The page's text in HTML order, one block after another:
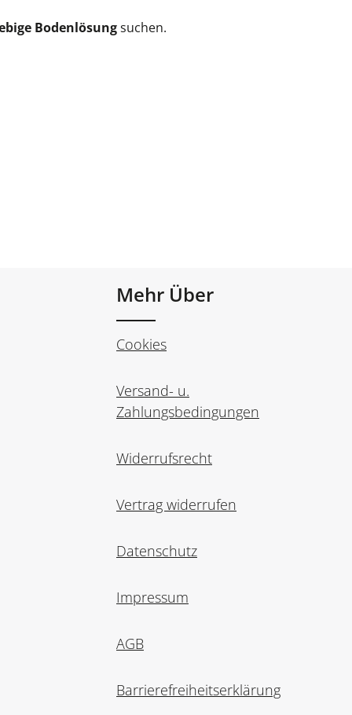
Bodenlösungsuchen.
Mehr Über
Cookies
Versand- u.
Zahlungsbedingungen
Widerrufsrecht
Vertrag widerrufen
Datenschutz
Impressum
AGB
Barrierefreiheitserklärung